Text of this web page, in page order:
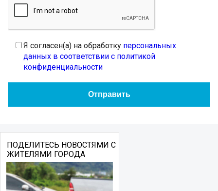
Я согласен(а) на обработку персональных
данных в соответствии с политикой
конфиденциальности
ПОДЕЛИТЕСЬ НОВОСТЯМИ С
ЖИТЕЛЯМИ ГОРОДА